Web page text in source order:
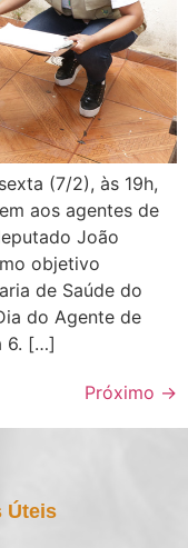
(7/2), às 19h,
aos agentes de
João
objetivo
de Saúde do
do Agente de
6. […]
Próximo →
Úteis